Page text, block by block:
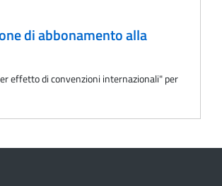
di abbonamento alla
effetto di convenzioni internazionali" per